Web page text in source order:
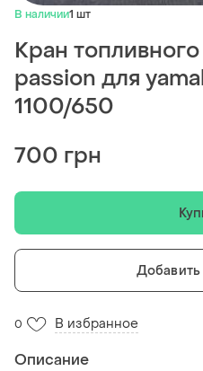
В наличии1 шт
Кран
passion для
1100/650
700 грн
Добавить
0 В избранное
Описание